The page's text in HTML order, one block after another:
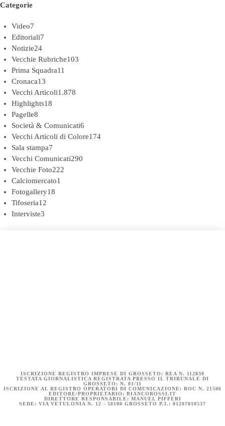
Categorie
Video7
Editoriali7
Notizie24
Vecchie Rubriche103
Prima Squadra11
Cronaca13
Vecchi Articoli1.878
Highlights18
Pagelle8
Società & Comunicati6
Vecchi Articoli di Colore174
Sala stampa7
Vecchi Comunicati290
Vecchie Foto222
Calciomercato1
Fotogallery18
Tifoseria12
Interviste3
ISCRIZIONE REGISTRO IMPRESE DI GROSSETO: REA N. 112830
TESTATA GIORNALISTICA REGISTRATA PRESSO IL TRIBUNALE DI
GROSSETO: N. 01/11
ISCRIZIONE AL REGISTRO OPERATORI DI COMUNICAZIONE: ROC N. 21506
EDITORE/PROPRIETARIO: BIANCOROSSI.IT
DIRETTORE RESPONSABILE: MANUEL PIFFERI
SEDE: VIA VETULONIA N. 12 - 58100 GROSSETO P.I.: 01207010537